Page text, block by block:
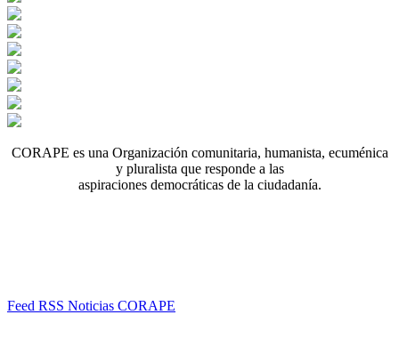
CORAPE es una Organización comunitaria, humanista, ecuménica
y pluralista que responde a las
aspiraciones democráticas de la ciudadanía.
Feed RSS Noticias CORAPE